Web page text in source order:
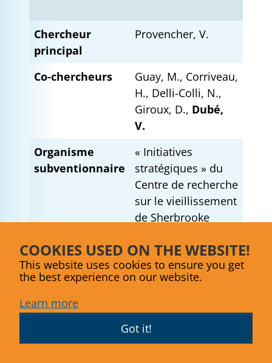
COOKIES USED ON THE WEBSITE!
This website uses cookies to ensure you get
the best experience on our website.
Learn more
Got it!
Chercheur
principal
Provencher, V.
Co-chercheurs
Guay, M., Corriveau,
H., Delli-Colli, N.,
Giroux, D., Dubé,
V.
Organisme
subventionnaire
« Initiatives
stratégiques » du
Centre de recherche
sur le vieillissement
de Sherbrooke
Période
2015 - 2016
Mieux répondre aux besoins des
proches aidants pour assurer un